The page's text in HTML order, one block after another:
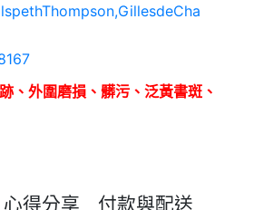
、外圍磨損、髒污、泛黃書斑、
心得分享 付款與配送